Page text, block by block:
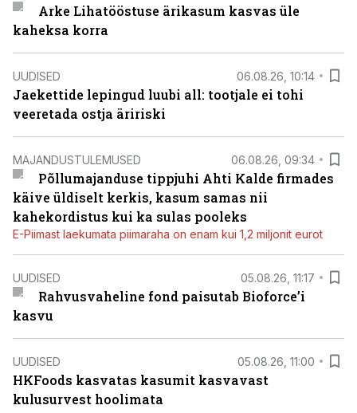
Arke Lihatööstuse ärikasum kasvas üle
kaheksa korra
UUDISED 06.08.26, 10:14
Jaekettide lepingud luubi all: tootjale ei tohi
veeretada ostja äririski
MAJANDUSTULEMUSED 06.08.26, 09:34
Põllumajanduse tippjuhi Ahti Kalde firmades
käive üldiselt kerkis, kasum samas nii
kahekordistus kui ka sulas pooleks
E-Piimast laekumata piimaraha on enam kui 1,2 miljonit eurot
UUDISED 05.08.26, 11:17
Rahvusvaheline fond paisutab Bioforce’i
kasvu
UUDISED 05.08.26, 11:00
HKFoods kasvatas kasumit kasvavast
kulusurvest hoolimata